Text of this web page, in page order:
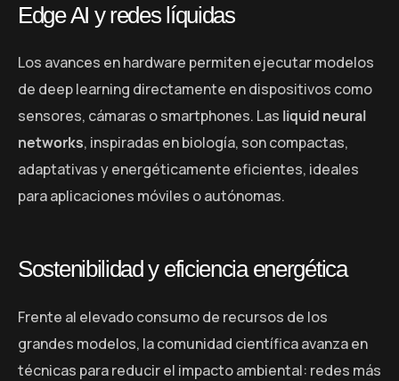
Edge AI y redes líquidas
Los avances en hardware permiten ejecutar modelos
de deep learning directamente en dispositivos como
sensores, cámaras o smartphones. Las liquid neural
networks, inspiradas en biología, son compactas,
adaptativas y energéticamente eficientes, ideales
para aplicaciones móviles o autónomas.
Sostenibilidad y eficiencia energética
Frente al elevado consumo de recursos de los
grandes modelos, la comunidad científica avanza en
técnicas para reducir el impacto ambiental: redes más